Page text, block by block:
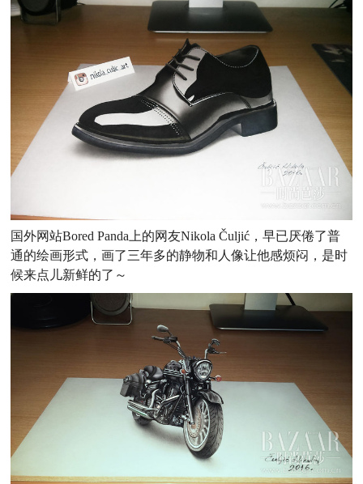
国外网站Bored Panda上的网友Nikola Čuljić，早已厌倦了普
通的绘画形式，画了三年多的静物和人像让他感烦闷，是时
候来点儿新鲜的了～